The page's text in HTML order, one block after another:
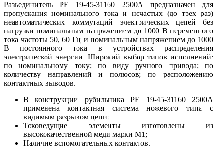
Разъединитель РЕ 19-45-31160 2500А предназначен для
пропускания номинального тока и нечастых (до трех раз)
неавтоматических коммутаций электрических цепей без
нагрузки номинальным напряжением до 1000 В переменного
тока частоты 50, 60 Гц и номинальным напряжением до 1000
В постоянного тока в устройствах распределения
электрической энергии. Широкий выбор типов исполнений:
по номинальному току; по виду ручного привода; по
количеству направлений и полюсов; по расположению
контактных выводов.
В конструкции рубильника РЕ 19-45-31160 2500А
применена контактная система ножевого типа с
видимым разрывом цепи;
Токоведущие элементы изготовлены из
высококачественной меди марки М1;
Наличие вспомогательных контактов.